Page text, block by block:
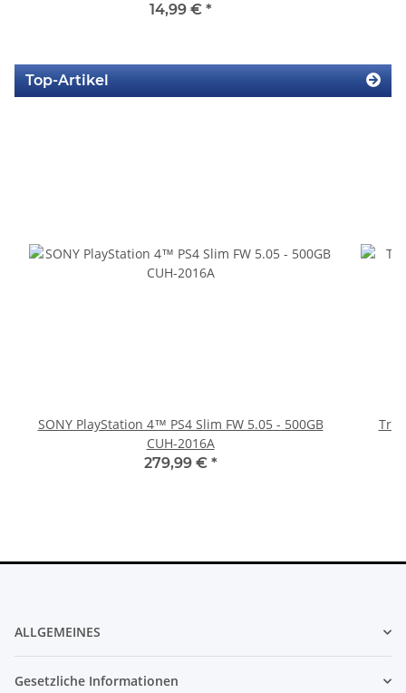
14,99 € *
Top-Artikel
SONY PlayStation 4™ PS4 Slim FW 5.05 - 500GB
CUH-2016A
279,99 € *
ALLGEMEINES
Gesetzliche Informationen